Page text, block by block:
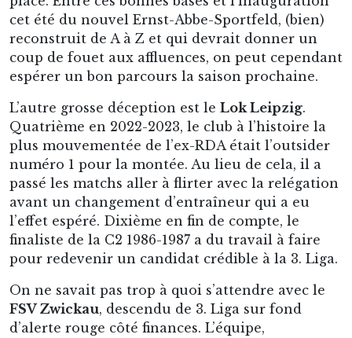
cet été du nouvel Ernst-Abbe-Sportfeld, (bien)
reconstruit de A à Z et qui devrait donner un
coup de fouet aux affluences, on peut cependant
espérer un bon parcours la saison prochaine.
L’autre grosse déception est le Lok Leipzig.
Quatrième en 2022-2023, le club à l’histoire la
plus mouvementée de l’ex-RDA était l’outsider
numéro 1 pour la montée. Au lieu de cela, il a
passé les matchs aller à flirter avec la relégation
avant un changement d’entraîneur qui a eu
l’effet espéré. Dixième en fin de compte, le
finaliste de la C2 1986-1987 a du travail à faire
pour redevenir un candidat crédible à la 3. Liga.
On ne savait pas trop à quoi s’attendre avec le
FSV Zwickau, descendu de 3. Liga sur fond
d’alerte rouge côté finances. L’équipe,